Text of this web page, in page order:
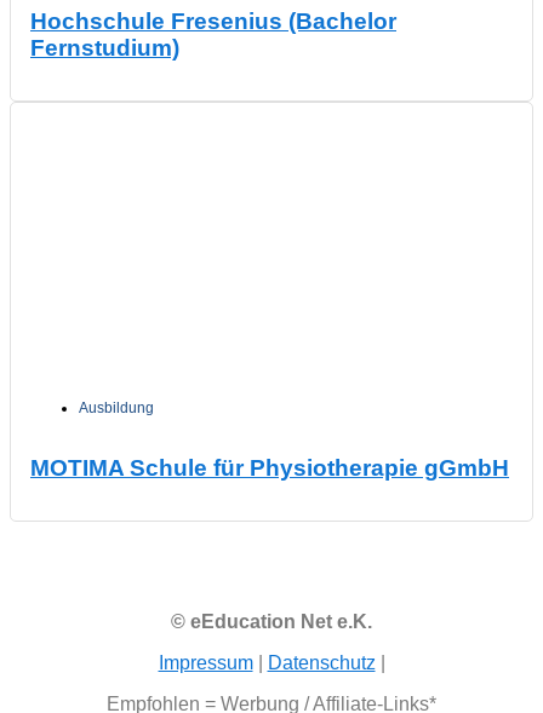
Hochschule Fresenius (Bachelor
Fernstudium)
Ausbildung
MOTIMA Schule für Physiotherapie gGmbH
© eEducation Net e.K.
Impressum| Datenschutz
Empfohlen = Werbung / Affiliate-Links*